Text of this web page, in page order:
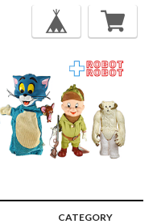
CATEGORY